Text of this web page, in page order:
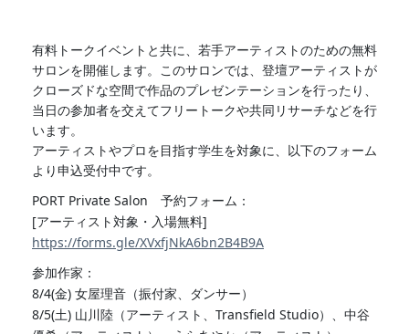
有料トークイベントと共に、若手アーティストのための無料
サロンを開催します。このサロンでは、登壇アーティストが
クローズドな空間で作品のプレゼンテーションを行ったり、
当日の参加者を交えてフリートークや共同リサーチなどを行
います。
アーティストやプロを目指す学生を対象に、以下のフォーム
より申込受付中です。
PORT Private Salon 予約フォーム：
[アーティスト対象・入場無料]
https://forms.gle/XVxfjNkA6bn2B4B9A
参加作家：
8/4(金) 女屋理音（振付家、ダンサー）
8/5(土) 山川陸（アーティスト、Transfield Studio）、中谷